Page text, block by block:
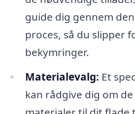
guide dig gennem
proces, så du slipper
bekymringer.
Materialevalg: Et
kan rådgive dig om